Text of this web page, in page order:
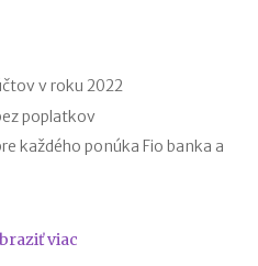
v roku 2022
poplatkov
každého ponúka Fio banka a
viac